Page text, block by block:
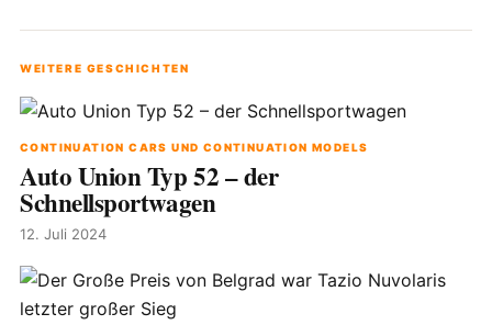
WEITERE GESCHICHTEN
CONTINUATION CARS UND CONTINUATION MODELS
Auto Union Typ 52 – der
Schnellsportwagen
12. Juli 2024